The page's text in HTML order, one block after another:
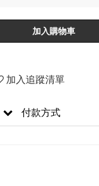
加入購物車
加入追蹤清單
付款方式